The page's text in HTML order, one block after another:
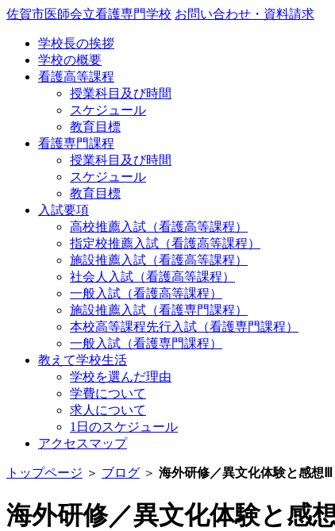
佐賀市医師会立看護専門学校 お問い合わせ・資料請求
学校長の挨拶
学校の概要
看護高等課程
授業科目及び時間
スケジュール
教育目標
看護専門課程
授業科目及び時間
スケジュール
教育目標
入試要項
高校推薦入試（看護高等課程）
指定校推薦入試（看護高等課程）
施設推薦入試（看護高等課程）
社会人入試（看護高等課程）
一般入試（看護高等課程）
施設推薦入試（看護専門課程）
本校高等課程先行入試（看護専門課程）
一般入試（看護専門課程）
教えて学校生活
学校を選んだ理由
学費について
求人について
1日のスケジュール
アクセスマップ
トップページ ＞ ブログ ＞ 海外研修／異文化体験と感想Ⅲ
海外研修／異文化体験と感想